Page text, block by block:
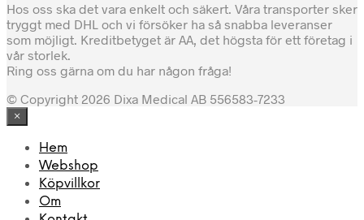
Hos oss ska det vara enkelt och säkert. Våra transporter sker
tryggt med DHL och vi försöker ha så snabba leveranser
som möjligt. Kreditbetyget är AA, det högsta för ett företag i
vår storlek.
Ring oss gärna om du har någon fråga!
© Copyright 2026 Dixa Medical AB 556583-7233
×
Hem
Webshop
Köpvillkor
Om